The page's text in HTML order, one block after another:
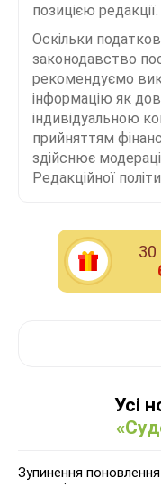
позицією редакції.
Оскільки
законодавство
рекомендуємо
інформацію як
індивідуальною
прийняттям
здійснює
Редакційної
30
Усі
Зупинення